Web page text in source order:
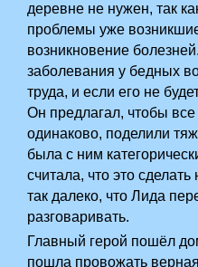
деревне не нужен, так
проблемы уже
возникновение
заболевания у бедных
труда, и если его не
Он предлагал, чтобы
одинаково, поделили
была с ним
считала, что это
так далеко, что Лида
разговаривать.
Главный герой пошёл
пошла провожать